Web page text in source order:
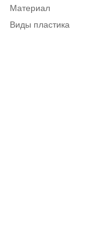
Материал
Виды пластика